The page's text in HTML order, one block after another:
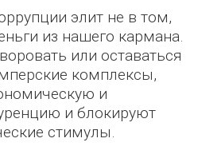
элит не в том,
из нашего кармана.
или оставаться
комплексы,
и
и блокируют
стимулы.